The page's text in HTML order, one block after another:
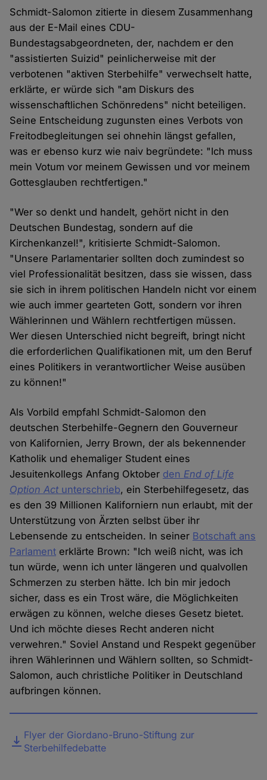
Schmidt-Salomon zitierte in diesem Zusammenhang
aus der E-Mail eines CDU-
Bundestagsabgeordneten, der, nachdem er den
"assistierten Suizid" peinlicherweise mit der
verbotenen "aktiven Sterbehilfe" verwechselt hatte,
erklärte, er würde sich "am Diskurs des
wissenschaftlichen Schönredens" nicht beteiligen.
Seine Entscheidung zugunsten eines Verbots von
Freitodbegleitungen sei ohnehin längst gefallen,
was er ebenso kurz wie naiv begründete: "Ich muss
mein Votum vor meinem Gewissen und vor meinem
Gottesglauben rechtfertigen."
"Wer so denkt und handelt, gehört nicht in den
Deutschen Bundestag, sondern auf die
Kirchenkanzel!", kritisierte Schmidt-Salomon.
"Unsere Parlamentarier sollten doch zumindest so
viel Professionalität besitzen, dass sie wissen, dass
sie sich in ihrem politischen Handeln nicht vor einem
wie auch immer gearteten Gott, sondern vor ihren
Wählerinnen und Wählern rechtfertigen müssen.
Wer diesen Unterschied nicht begreift, bringt nicht
die erforderlichen Qualifikationen mit, um den Beruf
eines Politikers in verantwortlicher Weise ausüben
zu können!"
Als Vorbild empfahl Schmidt-Salomon den
deutschen Sterbehilfe-Gegnern den Gouverneur
von Kalifornien, Jerry Brown, der als bekennender
Katholik und ehemaliger Student eines
Jesuitenkollegs Anfang Oktober den End of Life
Option Actunterschrieb, ein Sterbehilfegesetz, das
es den 39 Millionen Kaliforniern nun erlaubt, mit der
Unterstützung von Ärzten selbst über ihr
Lebensende zu entscheiden. In seiner Botschaft ans
Parlament erklärte Brown: "Ich weiß nicht, was ich
tun würde, wenn ich unter längeren und qualvollen
Schmerzen zu sterben hätte. Ich bin mir jedoch
sicher, dass es ein Trost wäre, die Möglichkeiten
erwägen zu können, welche dieses Gesetz bietet.
Und ich möchte dieses Recht anderen nicht
verwehren." Soviel Anstand und Respekt gegenüber
ihren Wählerinnen und Wählern sollten, so Schmidt-
Salomon, auch christliche Politiker in Deutschland
aufbringen können.
DateiFlyer der Giordano-Bruno-Stiftung zur
Sterbehilfedebatte